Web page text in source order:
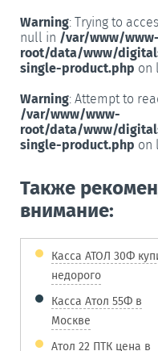
Warning: Trying to
null in /var/www/www-
root/data/www/
single-product.php on
Warning: Attempt to
/var/www/www-
root/data/www/
single-product.php on
Также
внимание:
Касса АТОЛ 30Ф
недорого
Касса Атол 55Ф в
Москве
Атол 22 ПТК цена в